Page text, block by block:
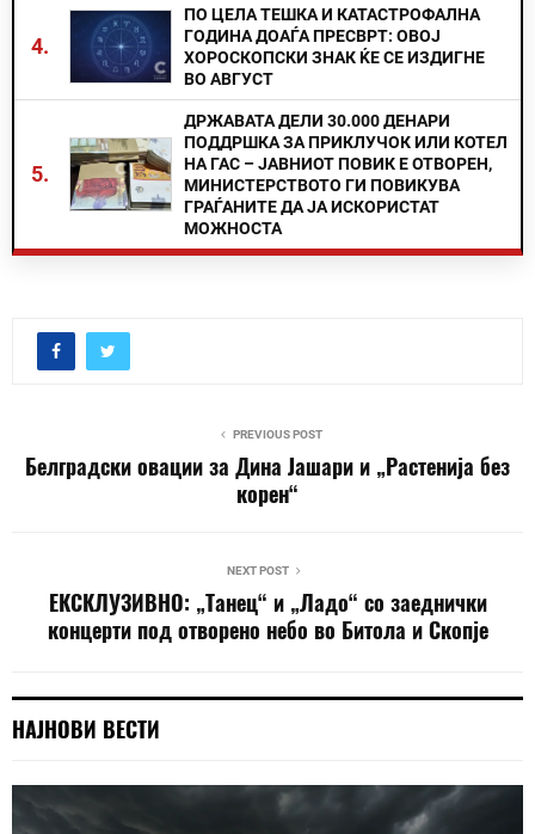
4.
ПО ЦЕЛА ТЕШКА И КАТАСТРОФАЛНА
ГОДИНА ДОАЃА ПРЕСВРТ: ОВОЈ
ХОРОСКОПСКИ ЗНАК ЌЕ СЕ ИЗДИГНЕ
ВО АВГУСТ
5.
ДРЖАВАТА ДЕЛИ 30.000 ДЕНАРИ
ПОДДРШКА ЗА ПРИКЛУЧОК ИЛИ КОТЕЛ
НА ГАС – ЈАВНИОТ ПОВИК Е ОТВОРЕН,
МИНИСТЕРСТВОТО ГИ ПОВИКУВА
ГРАЃАНИТЕ ДА ЈА ИСКОРИСТАТ
МОЖНОСТА
PREVIOUS POST
Белградски овации за Дина Јашари и „Растенија без
корен“
NEXT POST
ЕКСКЛУЗИВНО: „Танец“ и „Ладо“ со заеднички
концерти под отворено небо во Битола и Скопје
НАЈНОВИ ВЕСТИ